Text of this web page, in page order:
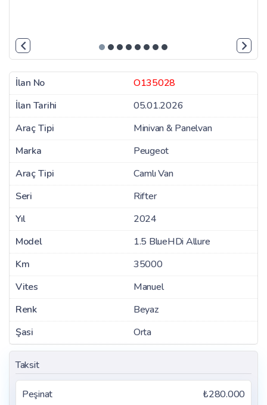
İlan No
O135028
İlan Tarihi
05.01.2026
Araç Tipi
Minivan & Panelvan
Marka
Peugeot
Araç Tipi
Camlı Van
Seri
Rifter
Yıl
2024
Model
1.5 BlueHDi Allure
Km
35000
Vites
Manuel
Renk
Beyaz
Şasi
Orta
Taksit
Peşinat ₺280.000